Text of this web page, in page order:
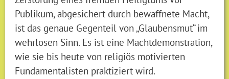
Publikum, abgesichert durch bewaffnete Macht,
ist das genaue Gegenteil von „Glaubensmut“ im
wehrlosen Sinn. Es ist eine Machtdemonstration,
wie sie bis heute von religiös motivierten
Fundamentalisten praktiziert wird.